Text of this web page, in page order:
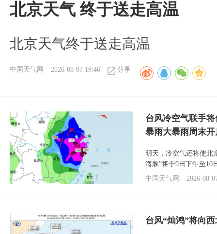
北京天气 终于送走高温
北京天气终于送走高温
中国天气网 2026-08-07 19:46 分享
台风冷空气联手
暴雨大暴雨周末开
明天，冷空气还将使北
海豚”将于9日下午至10
中国天气网
2026-08-
台风“灿鸿”将向